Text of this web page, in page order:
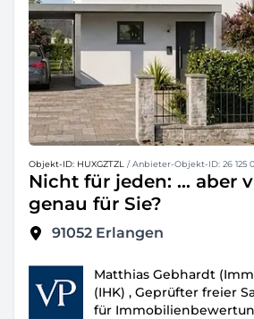
Objekt-ID: HUXGZTZL / Anbieter-Objekt-ID: 26 125
Nicht für jeden: ... aber
genau für Sie?
91052 Erlangen
Matthias Gebhardt
(IHK) , Geprüfter freier
für